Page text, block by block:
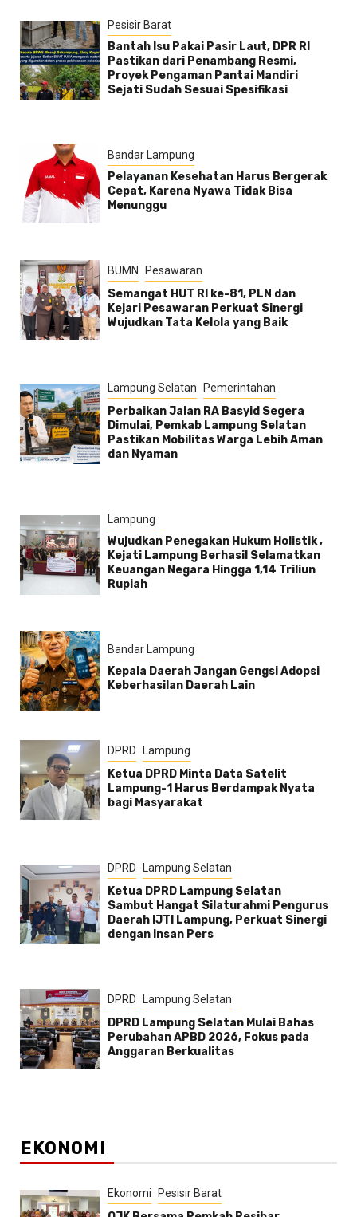
Pesisir Barat
Bantah Isu Pakai Pasir Laut, DPR RI
Pastikan dari Penambang Resmi,
Proyek Pengaman Pantai Mandiri
Sejati Sudah Sesuai Spesifikasi
Bandar Lampung
Pelayanan Kesehatan Harus Bergerak
Cepat, Karena Nyawa Tidak Bisa
Menunggu
BUMN Pesawaran
Semangat HUT RI ke-81, PLN dan
Kejari Pesawaran Perkuat Sinergi
Wujudkan Tata Kelola yang Baik
Lampung Selatan Pemerintahan
Perbaikan Jalan RA Basyid Segera
Dimulai, Pemkab Lampung Selatan
Pastikan Mobilitas Warga Lebih Aman
dan Nyaman
Lampung
Wujudkan Penegakan Hukum Holistik ,
Kejati Lampung Berhasil Selamatkan
Keuangan Negara Hingga 1,14 Triliun
Rupiah
Bandar Lampung
Kepala Daerah Jangan Gengsi Adopsi
Keberhasilan Daerah Lain
DPRD Lampung
Ketua DPRD Minta Data Satelit
Lampung-1 Harus Berdampak Nyata
bagi Masyarakat
DPRD Lampung Selatan
Ketua DPRD Lampung Selatan
Sambut Hangat Silaturahmi Pengurus
Daerah IJTI Lampung, Perkuat Sinergi
dengan Insan Pers
DPRD Lampung Selatan
DPRD Lampung Selatan Mulai Bahas
Perubahan APBD 2026, Fokus pada
Anggaran Berkualitas
EKONOMI
Ekonomi Pesisir Barat